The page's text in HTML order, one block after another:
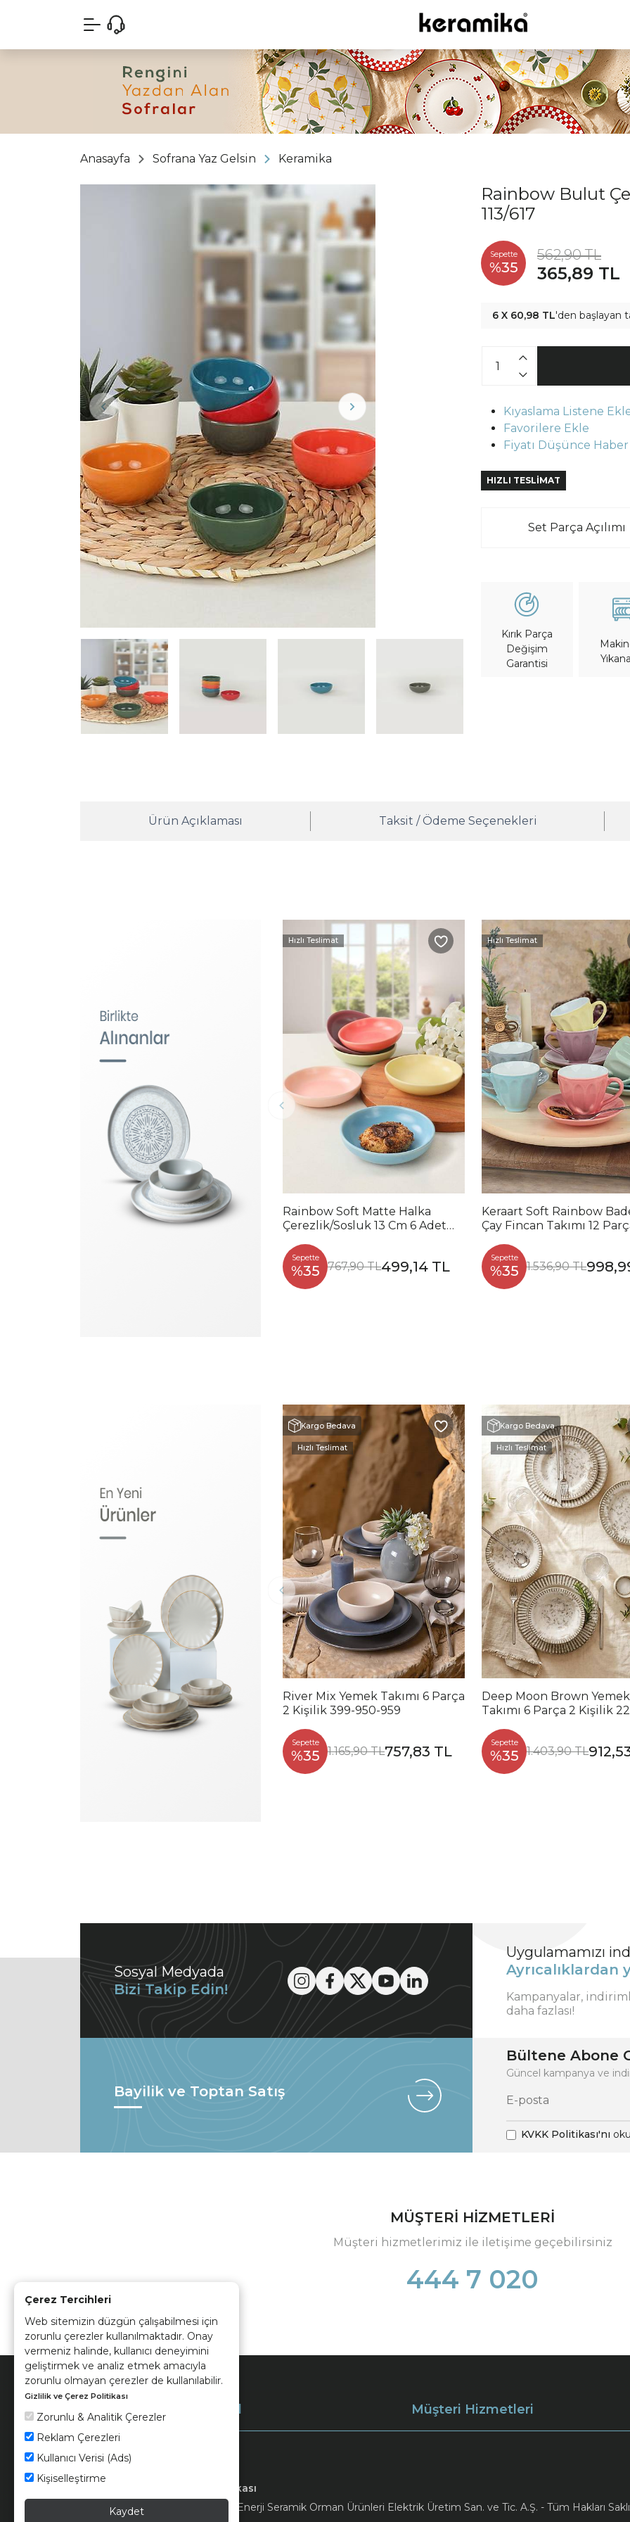
Çerez Tercihleri
Web sitemizin düzgün çalışabilmesi için
zorunlu çerezler kullanılmaktadır. Onay
vermeniz halinde, kullanıcı deneyimini
geliştirmek ve analiz etmek amacıyla
zorunlu olmayan çerezler de kullanılabilir.
Gizlilik ve Çerez Politikası
Zorunlu & Analitik Çerezler
Reklam Çerezleri
Kullanıcı Verisi (Ads)
Kişiselleştirme
Kaydet
Anasayfa Sofrana Yaz Gelsin Keramika
Rainbow Bulut
113/617
Sepette
%35
562,90 TL
365,89 TL
6 X 60,98 TL'den başlayan
Kıyaslama Listene
Favorilere Ekle
Fiyatı Düşünce Haber
HIZLI TESLİMAT
Set Parça Açılımı
Kırık Parça
Değişim
Garantisi
Ürün Açıklaması Taksit / Ödeme Seçenekleri
Hızlı Teslimat
Rainbow Soft Matte Halka
Çerezlik/Sosluk 13 Cm 6 Adet
Sepette
%35 767,90 TL499,14 TL
Hızlı Teslimat
Keraart Soft Rainbow
Çay Fincan Takımı 12
Sepette
%35 1.536,90 TL
Kargo Bedava
Hızlı Teslimat
River Mix Yemek Takımı 6 Parça
2 Kişilik 399-950-959
Sepette
%35 1.165,90 TL757,83 TL
Kargo Bedava
Hızlı Teslimat
Deep Moon Brown Yemek
Takımı 6 Parça 2 Kişilik
Sepette
%35 1.403,90 TL
Sosyal Medyada
Bizi Takip Edin!
Uygulamamızı
Ayrıcalıklardan
Kampanyalar,
daha fazlası!
Bayilik ve Toptan Satış
Bültene Abone
Güncel kampanya ve
KVKK Politikası'nı
MÜŞTERİ HİZMETLERİ
Müşteri hizmetlerimiz ile iletişime geçebilirsiniz
444 7 020
Kurumsal Müşteri Hizmetleri
Kvkk ve Çerez Politikası
© 2026 Ünsa Madencilik Turizm Enerji Seramik Orman Ürünleri Elektrik Üretim San. ve Tic. A.Ş. - Tüm Hakları